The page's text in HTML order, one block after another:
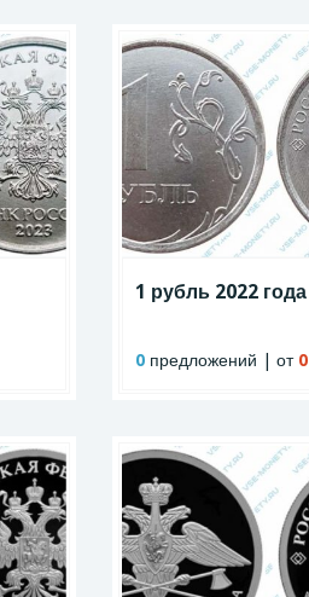
1 рубль 2022 года
0предложений | от 0